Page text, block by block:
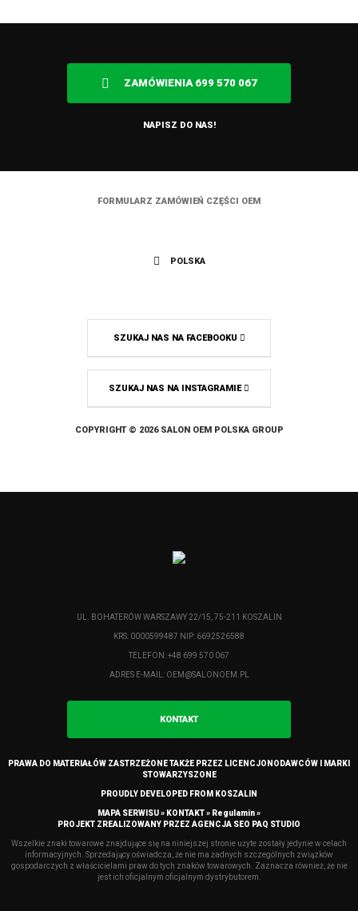
ZAMÓWIENIA 699 570 067
NAPISZ DO NAS!
FORMULARZ ZAMÓWIEŃ CZĘŚCI OEM
POLSKA
SZUKAJ NAS NA FACEBOOKU
SZUKAJ NAS NA INSTAGRAMIE
COPYRIGHT © 2026 SALON OEM POLSKA GROUP
UL. BOHATERÓW WARSZAWY 22/15, 75-211 KOSZALIN
KRS: 0000599487 NIP: 6692526588
TELEFON: +48 699 570 067
ADRES E-MAIL: OEM@SALONOEM.PL
KONTAKT
PRAWA DO MATERIAŁÓW ZASTRZEŻONE TAKŻE PRZEZ LICENCJONODAWCÓW I MARKI
STOWARZYSZONE
PROUDLY DEVELOPED FROM KOSZALIN
MAPA SERWISU » KONTAKT » Regulamin »
PROJEKT ZREALIZOWANY PRZEZAGENCJA SEO PAQ STUDIO
Wszelkie znaki towarowe znajdujące się na niniejszej stronie użyte zostały jedynie w celach
informacyjnych. Sprzedający oświadcza, że nie ma żadnych szczególnych związków
gospodarczych z właścicielami praw do tych znaków towarowych. Zaznacza również, że nie
jest ich oficjalnym oficjalnym dystrybutorem.